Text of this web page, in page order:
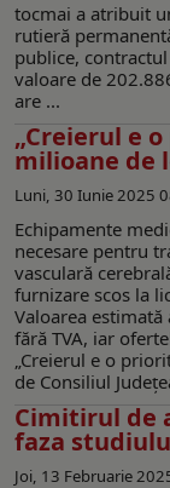
tocmai a atribuit
rutieră
publice,
valoare de
are ...
„Creierul e
milioane de
Luni, 30 Iunie 2025
Echipamente
necesare pentru
vasculară
furnizare scos la
Valoarea
fără TVA, iar
„Creierul e o
de Consiliul
Cimitirul de
faza
Joi, 13 Februarie